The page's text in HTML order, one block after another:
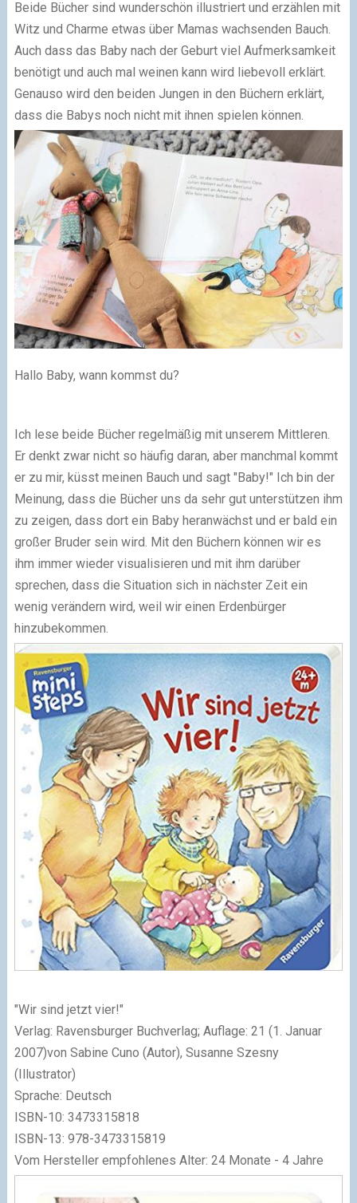
Beide Bücher sind wunderschön illustriert und erzählen mit
Witz und Charme etwas über Mamas wachsenden Bauch.
Auch dass das Baby nach der Geburt viel Aufmerksamkeit
benötigt und auch mal weinen kann wird liebevoll erklärt.
Genauso wird den beiden Jungen in den Büchern erklärt,
dass die Babys noch nicht mit ihnen spielen können.
Hallo Baby, wann kommst du?
Ich lese beide Bücher regelmäßig mit unserem Mittleren.
Er denkt zwar nicht so häufig daran, aber manchmal kommt
er zu mir, küsst meinen Bauch und sagt "Baby!" Ich bin der
Meinung, dass die Bücher uns da sehr gut unterstützen ihm
zu zeigen, dass dort ein Baby heranwächst und er bald ein
großer Bruder sein wird. Mit den Büchern können wir es
ihm immer wieder visualisieren und mit ihm darüber
sprechen, dass die Situation sich in nächster Zeit ein
wenig verändern wird, weil wir einen Erdenbürger
hinzubekommen.
"Wir sind jetzt vier!"
Verlag: Ravensburger Buchverlag; Auflage: 21 (1. Januar
2007)von Sabine Cuno (Autor), Susanne Szesny
(Illustrator)
Sprache: Deutsch
ISBN-10: 3473315818
ISBN-13: 978-3473315819
Vom Hersteller empfohlenes Alter: 24 Monate - 4 Jahre